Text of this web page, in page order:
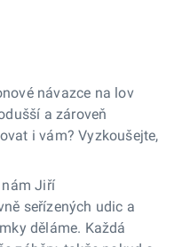
návazce na lov
a zároveň
i vám? Vyzkoušejte,
nám Jiří
seřízených udic a
děláme. Každá